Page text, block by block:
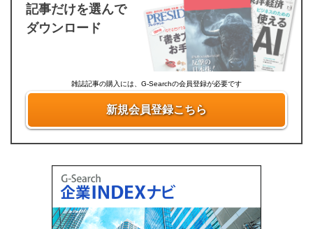
記事だけを選んで
ダウンロード
雑誌記事の購入には、G-Searchの会員登録が必要です
新規会員登録こちら